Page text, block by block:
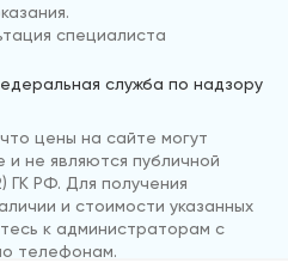
специалиста
служба по надзору
цены на сайте могут
и не являются публичной
ГК РФ. Для получения
и стоимости указанных
к администраторам с
телефонам.